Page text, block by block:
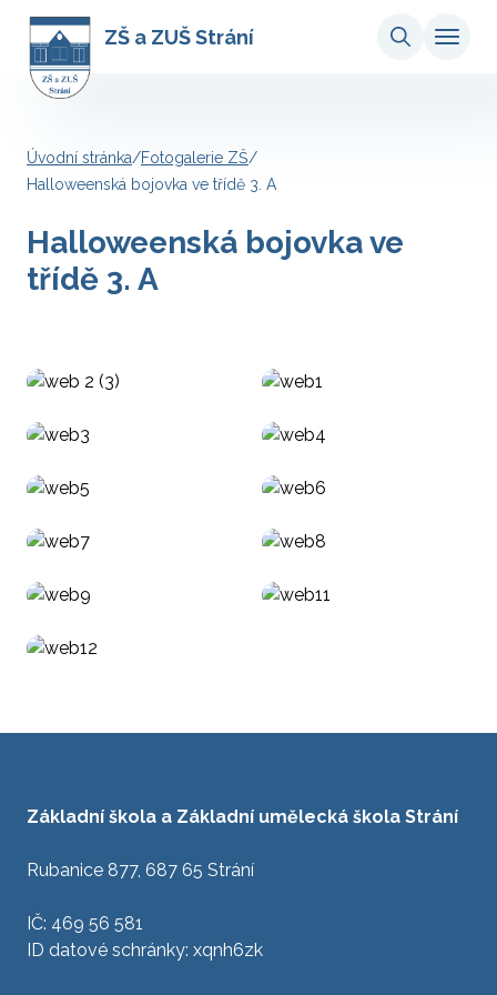
ZŠ a ZUŠ Strání
Úvodní stránka/Fotogalerie ZŠ/
Halloweenská bojovka ve třídě 3. A
Halloweenská bojovka ve
třídě 3. A
Základní škola a Základní umělecká škola Strání
Rubanice 877, 687 65 Strání
IČ: 469 56 581
ID datové schránky: xqnh6zk